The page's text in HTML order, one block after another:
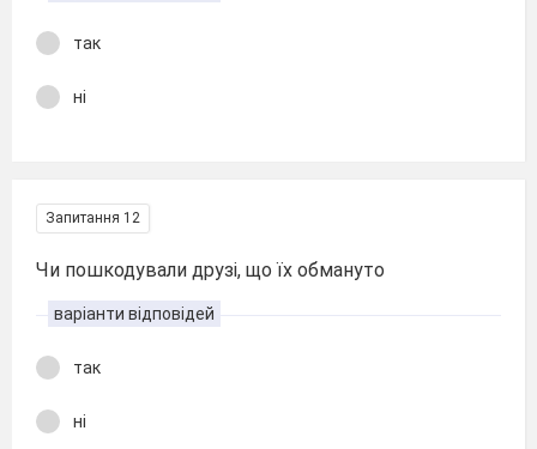
так
ні
Запитання 12
Чи пошкодували друзі, що їх обмануто
варіанти відповідей
так
ні